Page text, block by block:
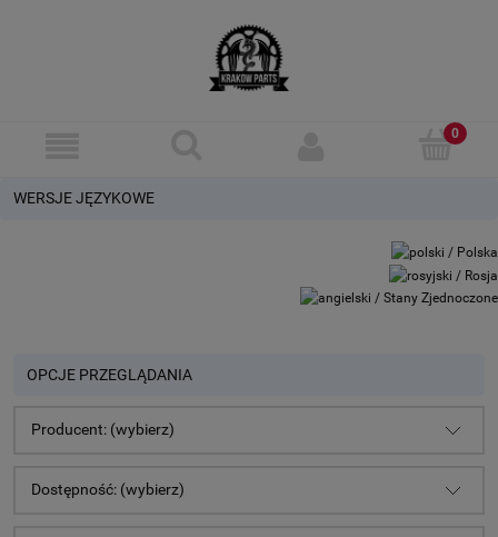
WERSJE JĘZYKOWE
OPCJE PRZEGLĄDANIA
Producent: (wybierz)
Dostępność: (wybierz)